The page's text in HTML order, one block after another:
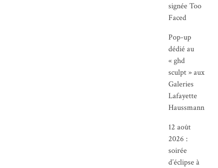
signée Too
Faced
Pop-up
dédié au
« ghd
sculpt » aux
Galeries
Lafayette
Haussmann
12 août
2026 :
soirée
d’éclipse à